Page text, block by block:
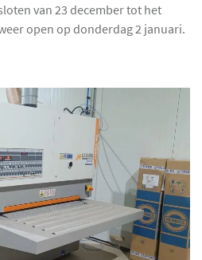
van 23 december tot het
open op donderdag 2 januari.